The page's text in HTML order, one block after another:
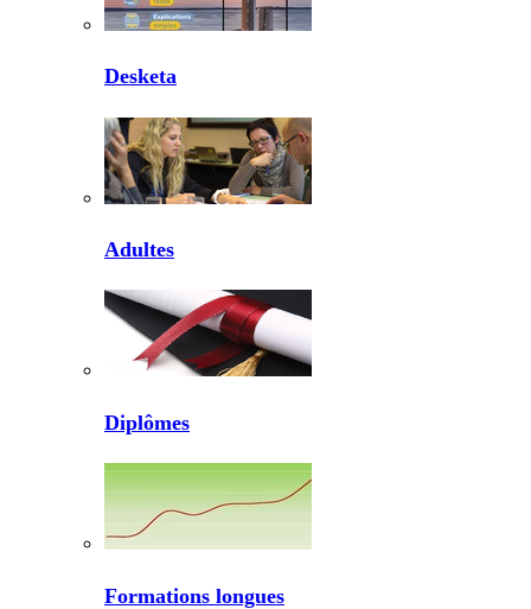
Desketa
Adultes
Diplômes
Formations longues